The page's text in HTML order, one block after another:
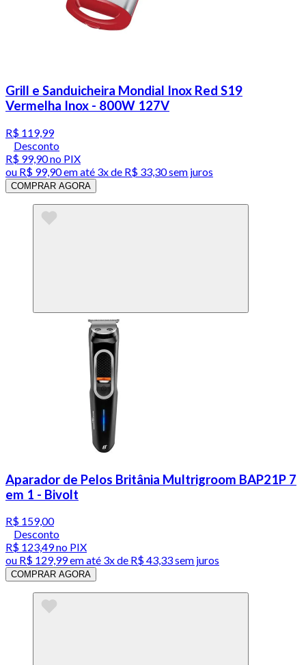
Grill e Sanduicheira Mondial Inox Red S19
Vermelha Inox - 800W 127V
R$ 119,99
Desconto
R$ 99,90no PIX
ou R$ 99,90em até 3x de R$ 33,30 sem juros
COMPRAR AGORA
Aparador de Pelos Britânia Multrigroom BAP21P 7
em 1 - Bivolt
R$ 159,00
Desconto
R$ 123,49no PIX
ou R$ 129,99em até 3x de R$ 43,33 sem juros
COMPRAR AGORA